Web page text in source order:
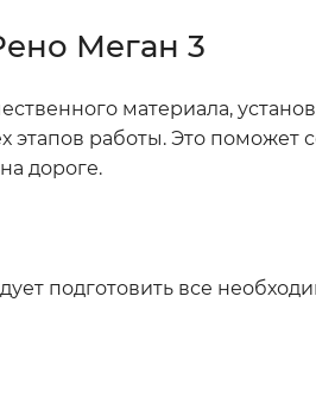
Меган 3
материала,
этапов работы. Это поможет
дороге.
подготовить все